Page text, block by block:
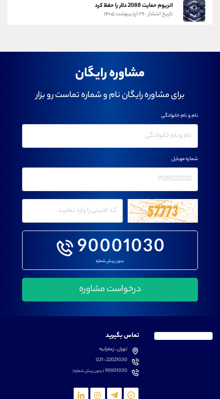
اتریوم حمایت 2088 دلار را حفظ کرد
تاریخ انتشار : ۲۹ اردیبهشت ۱۴۰۵
مشاوره رایگان
برای مشاوره رایگان نام و شماره تماست رو بزار
90001030
بدون پیش شماره
نام و نام خانوادگی
شماره موبایل
تماس بگیرید
تهران، زعفرانیه
021-22021030
90001030(بدون پیش شماره)